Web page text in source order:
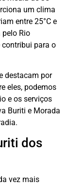
um clima
entre 25°C e
pelo Rio
contribui para o
destacam por
eles, podemos
e os serviços
Buriti e Morada
dos
vez mais